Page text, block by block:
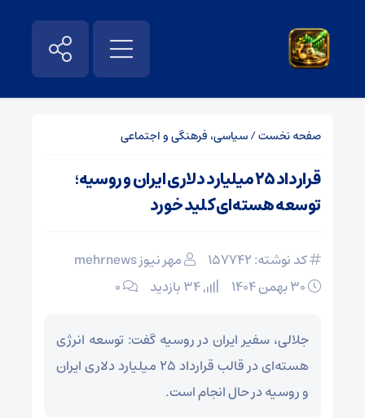
صفحه نخست/سیاسی، فرهنگی و اجتماعی
قرارداد ۲۵ میلیارد دلاری ایران و روسیه؛
توسعه هسته‌ای کلید خورد
کد نوشته: 157742
مهر نیوز mehrnews
۰
جلالی، سفیر ایران در روسیه گفت: توسعه انرژی
هسته‌ای در قالب قرارداد ۲۵ میلیارد دلاری ایران
و روسیه در حال انجام است.